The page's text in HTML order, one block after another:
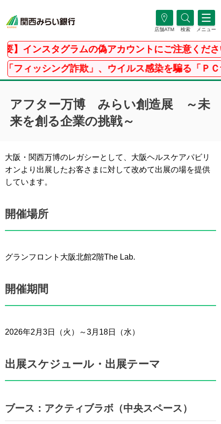
店舗ATM 検索 メニュー
インスタグラムの偽アカウントにご注意ください
シング詐欺」、ウイルス感染を騙る「ＰＣサポ
アフター万博 みらい創造展 ～未
来を創る企業の挑戦～
大阪・関西万博のレガシーとして、大阪ヘルスケアパビリ
オンより出展したお客さまに対して改めて出展の場を提供
しています。
開催場所
グランフロント大阪北館2階The Lab.
開催期間
2026年2月3日（火）～3月18日（水）
出展スケジュール・出展テーマ
ブース：アクティブラボ（中央スペース）